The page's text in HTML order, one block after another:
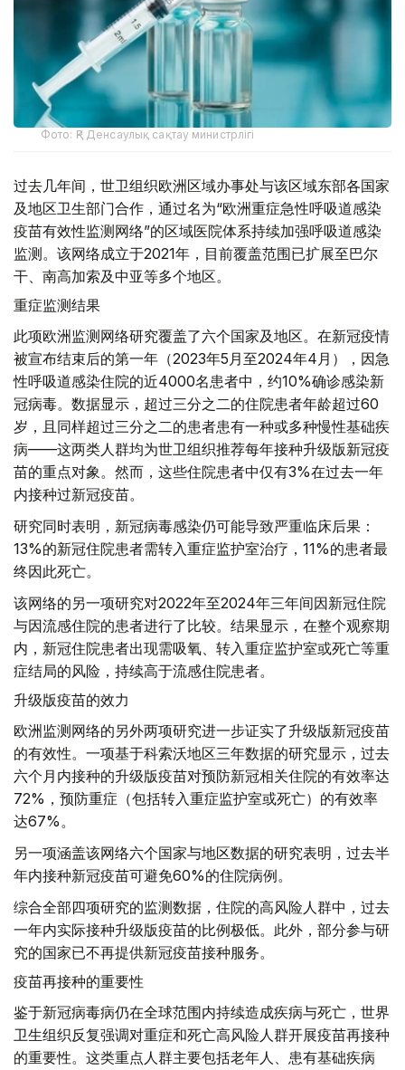
Фото: ҚР Денсаулық сақтау министрлігі
过去几年间，世卫组织欧洲区域办事处与该区域东部各国家
及地区卫生部门合作，通过名为“欧洲重症急性呼吸道感染
疫苗有效性监测网络”的区域医院体系持续加强呼吸道感染
监测。该网络成立于2021年，目前覆盖范围已扩展至巴尔
干、南高加索及中亚等多个地区。
重症监测结果
此项欧洲监测网络研究覆盖了六个国家及地区。在新冠疫情
被宣布结束后的第一年（2023年5月至2024年4月），因急
性呼吸道感染住院的近4000名患者中，约10%确诊感染新
冠病毒。数据显示，超过三分之二的住院患者年龄超过60
岁，且同样超过三分之二的患者患有一种或多种慢性基础疾
病——这两类人群均为世卫组织推荐每年接种升级版新冠疫
苗的重点对象。然而，这些住院患者中仅有3%在过去一年
内接种过新冠疫苗。
研究同时表明，新冠病毒感染仍可能导致严重临床后果：
13%的新冠住院患者需转入重症监护室治疗，11%的患者最
终因此死亡。
该网络的另一项研究对2022年至2024年三年间因新冠住院
与因流感住院的患者进行了比较。结果显示，在整个观察期
内，新冠住院患者出现需吸氧、转入重症监护室或死亡等重
症结局的风险，持续高于流感住院患者。
升级版疫苗的效力
欧洲监测网络的另外两项研究进一步证实了升级版新冠疫苗
的有效性。一项基于科索沃地区三年数据的研究显示，过去
六个月内接种的升级版疫苗对预防新冠相关住院的有效率达
72%，预防重症（包括转入重症监护室或死亡）的有效率
达67%。
另一项涵盖该网络六个国家与地区数据的研究表明，过去半
年内接种新冠疫苗可避免60%的住院病例。
综合全部四项研究的监测数据，住院的高风险人群中，过去
一年内实际接种升级版疫苗的比例极低。此外，部分参与研
究的国家已不再提供新冠疫苗接种服务。
疫苗再接种的重要性
鉴于新冠病毒病仍在全球范围内持续造成疾病与死亡，世界
卫生组织反复强调对重症和死亡高风险人群开展疫苗再接种
的重要性。这类重点人群主要包括老年人、患有基础疾病